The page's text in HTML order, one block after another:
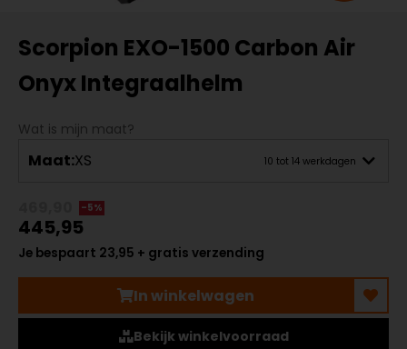
Scorpion EXO-1500 Carbon Air
Onyx Integraalhelm
Wat is mijn maat?
Maat:XS 10 tot 14 werkdagen
-5%
445,95
Je bespaart 23,95 + gratis verzending
In winkelwagen
Bekijk winkelvoorraad